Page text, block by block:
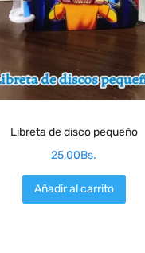
Libreta de disco pequeño
25,00Bs.
Añadir al carrito